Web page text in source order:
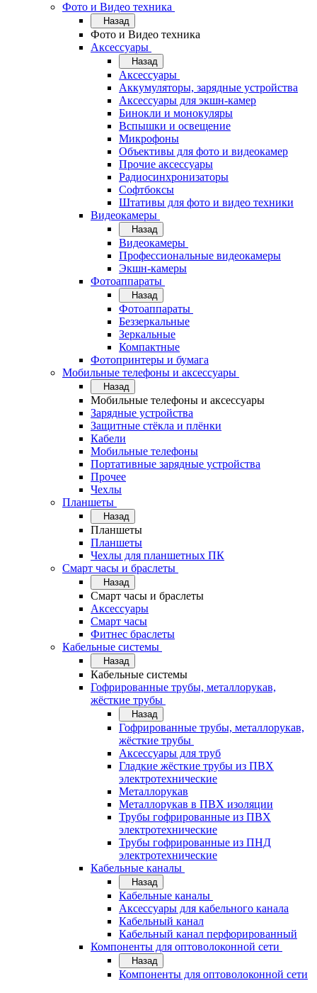
Фото и Видео техника
Назад
Фото и Видео техника
Аксессуары
Назад
Аксессуары
Аккумуляторы, зарядные устройства
Аксессуары для экшн-камер
Бинокли и монокуляры
Вспышки и освещение
Микрофоны
Объективы для фото и видеокамер
Прочие аксессуары
Радиосинхронизаторы
Софтбоксы
Штативы для фото и видео техники
Видеокамеры
Назад
Видеокамеры
Профессиональные видеокамеры
Экшн-камеры
Фотоаппараты
Назад
Фотоаппараты
Беззеркальные
Зеркальные
Компактные
Фотопринтеры и бумага
Мобильные телефоны и аксессуары
Назад
Мобильные телефоны и аксессуары
Зарядные устройства
Защитные стёкла и плёнки
Кабели
Мобильные телефоны
Портативные зарядные устройства
Прочее
Чехлы
Планшеты
Назад
Планшеты
Планшеты
Чехлы для планшетных ПК
Смарт часы и браслеты
Назад
Смарт часы и браслеты
Аксессуары
Смарт часы
Фитнес браслеты
Кабельные системы
Назад
Кабельные системы
Гофрированные трубы, металлорукав,
жёсткие трубы
Назад
Гофрированные трубы, металлорукав,
жёсткие трубы
Аксессуары для труб
Гладкие жёсткие трубы из ПВХ
электротехнические
Металлорукав
Металлорукав в ПВХ изоляции
Трубы гофрированные из ПВХ
электротехнические
Трубы гофрированные из ПНД
электротехнические
Кабельные каналы
Назад
Кабельные каналы
Аксессуары для кабельного канала
Кабельный канал
Кабельный канал перфорированный
Компоненты для оптоволоконной сети
Назад
Компоненты для оптоволоконной сети